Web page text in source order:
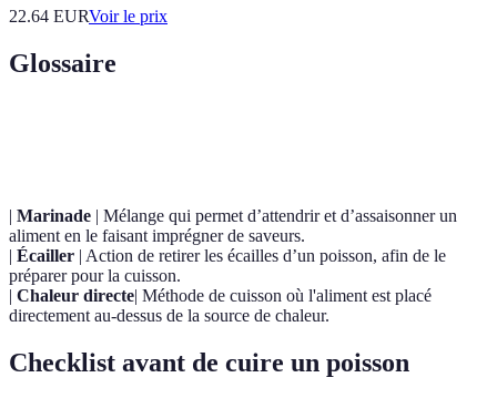
22.64 EURVoir le prix
Glossaire
| Marinade | Mélange qui permet d’attendrir et d’assaisonner un
aliment en le faisant imprégner de saveurs.
| Écailler | Action de retirer les écailles d’un poisson, afin de le
préparer pour la cuisson.
| Chaleur directe| Méthode de cuisson où l'aliment est placé
directement au-dessus de la source de chaleur.
Checklist avant de cuire un poisson